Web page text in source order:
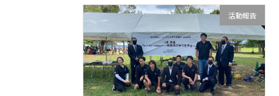
活動報告